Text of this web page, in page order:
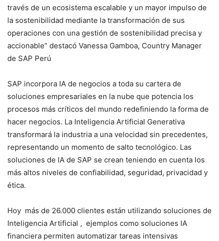
través de un ecosistema escalable y un mayor impulso de
la sostenibilidad mediante la transformación de sus
operaciones con una gestión de sostenibilidad precisa y
accionable” destacó Vanessa Gamboa, Country Manager
de SAP Perú
SAP incorpora IA de negocios a toda su cartera de
soluciones empresariales en la nube que potencia los
procesos más críticos del mundo redefiniendo la forma de
hacer negocios. La Inteligencia Artificial Generativa
transformará la industria a una velocidad sin precedentes,
representando un momento de salto tecnológico. Las
soluciones de IA de SAP se crean teniendo en cuenta los
más altos niveles de confiabilidad, seguridad, privacidad y
ética.
Hoy más de 26.000 clientes están utilizando soluciones de
Inteligencia Artificial , ejemplos como soluciones IA
financiera permiten automatizar tareas intensivas